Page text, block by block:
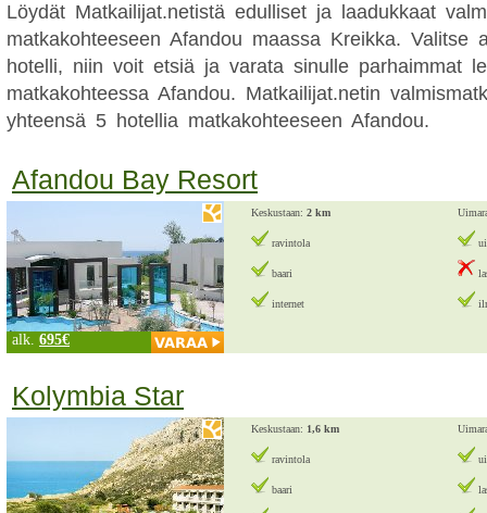
Löydät Matkailijat.netistä edulliset ja laadukkaat
matkakohteeseen Afandou maassa Kreikka. Valitse
hotelli, niin voit etsiä ja varata sinulle parhaimmat
matkakohteessa Afandou. Matkailijat.netin
yhteensä 5 hotellia matkakohteeseen Afandou.
Afandou Bay Resort
Keskustaan: 2 km
ravintola
baari
internet
alk. 695€
Kolymbia Star
Keskustaan: 1,6 km
ravintola
baari